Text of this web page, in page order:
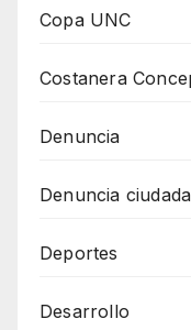
Copa UNC
Costanera
Denuncia
Denuncia
Deportes
Desarrollo